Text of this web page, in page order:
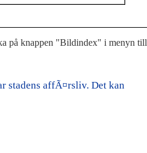
på knappen "Bildindex" i menyn till
stadens affÃ¤rsliv. Det kan